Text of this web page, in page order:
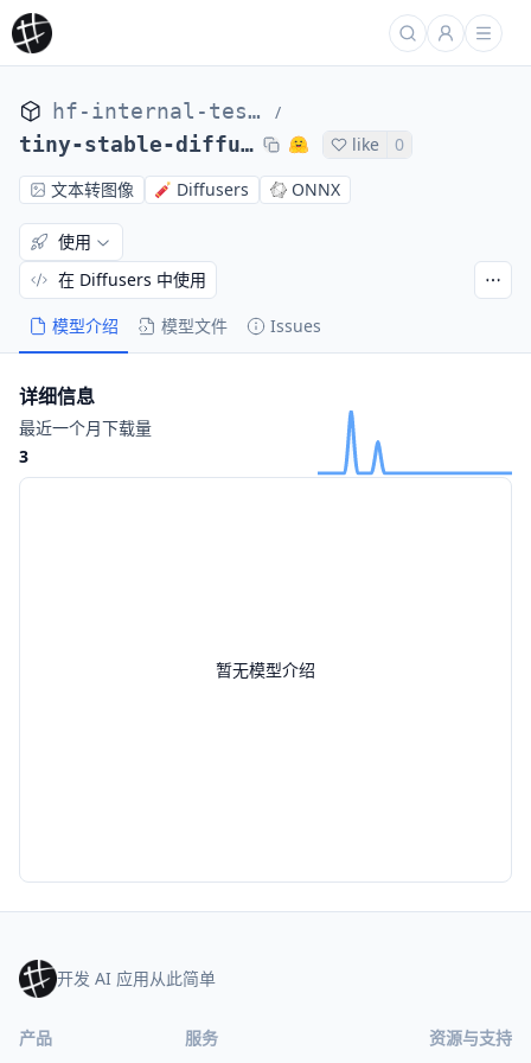
hf-internal-testing /
tiny-stable-diffusion-xl-pipe like
0
文本转图像
Diffusers ONNX
模型介绍 模型文件 Issues
使用
在 Diffusers 中使用
暂无模型介绍
详细信息
最近一个月下载量
3
开发 AI 应用从此简单
产品 服务 资源与支持